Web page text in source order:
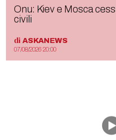
Onu: Kiev e Mosca
civili
di ASKANEWS
07/08/2026 20:00